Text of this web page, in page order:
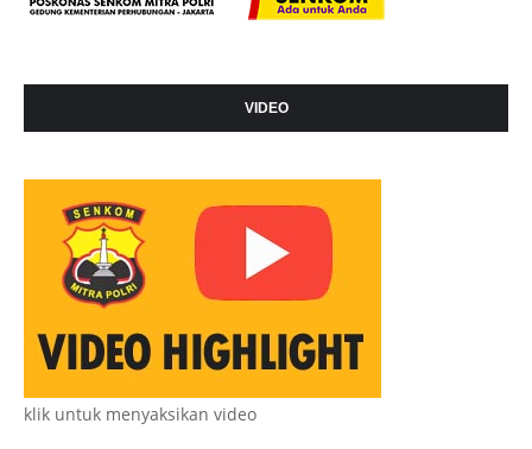
VIDEO
klik untuk menyaksikan video